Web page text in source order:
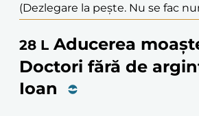
(Dezlegare la pește. Nu se fac
28 L Aducerea
Doctori fără de
Ioan